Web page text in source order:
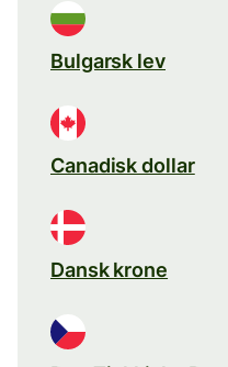
Bulgarsk lev
Canadisk dollar
Dansk krone